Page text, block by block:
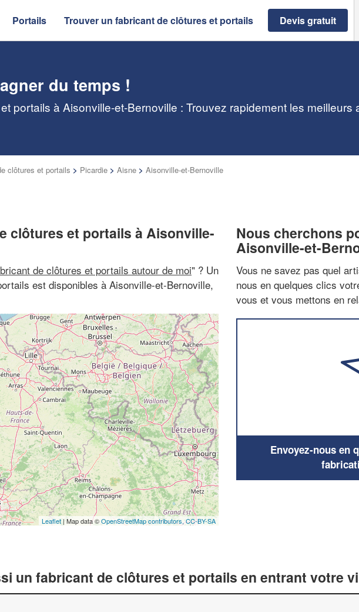
Portails Trouver un fabricant de clôtures et portails Devis gratuit
du temps !
portails à Aisonville-et-Bernoville : Trouvez rapidement les meilleurs
clôtures et portails > Picardie > Aisne > Aisonville-et-Bernoville
clôtures et portails à Aisonville-
de clôtures et portails autour de moi" ? Un
est disponibles à Aisonville-et-Bernoville,
Leaflet | Map data ©OpenStreetMap contributors,CC-BY-SA
Nous cherchons
Aisonville-et-
Vous ne savez pas quel
nous en quelques clics
vous et vous mettons en
Envoyez-nous en
un fabricant de clôtures et portails en entrant votre